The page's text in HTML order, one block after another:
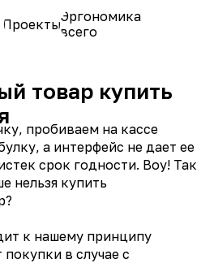
ПроектыЭргономика
всего
товар купить
пробиваем на кассе
а интерфейс не дает ее
срок годности. Воу! Так
нельзя купить
к нашему принципу
покупки в случае с